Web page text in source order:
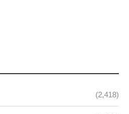
(2,418)